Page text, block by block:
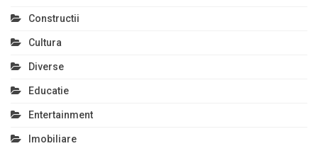
Constructii
Cultura
Diverse
Educatie
Entertainment
Imobiliare